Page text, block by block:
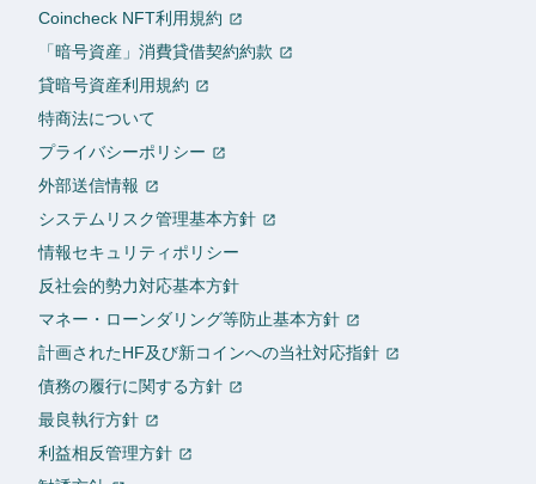
Coincheck NFT利用規約
「暗号資産」消費貸借契約約款
貸暗号資産利用規約
特商法について
プライバシーポリシー
外部送信情報
システムリスク管理基本方針
情報セキュリティポリシー
反社会的勢力対応基本方針
マネー・ローンダリング等防止基本方針
計画されたHF及び新コインへの当社対応指針
債務の履行に関する方針
最良執行方針
利益相反管理方針